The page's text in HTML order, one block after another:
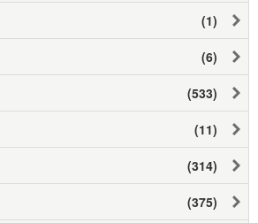
(1)
(6)
(533)
(11)
(314)
(375)